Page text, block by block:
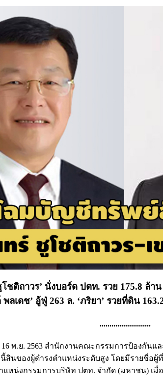
ชติถาวร’ นั่งบอร์ด ปตท. รวย 175.8 ล้
ลเดช’ อู้ฟู่ 263 ล. ‘ภริยา’ รวยที่ดิน
..........................
พ.ย. 2563 สำนักงานคณะกรรมการป้องกัน
สินของผู้ดำรงตำแหน่งระดับสูง โดยมีรายชื่อ
หน่งกรรมการบริษัท ปตท. จำกัด (มหาชน) เมื่อ